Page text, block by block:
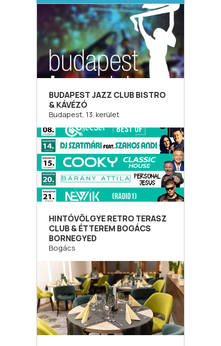
BUDAPEST JAZZ CLUB BISTRO
& KÁVÉZÓ
Budapest, 13. kerület
HINTÓVÖLGYE RETRO TERASZ
CLUB & ÉTTEREM BOGÁCS
BORNEGYED
Bogács